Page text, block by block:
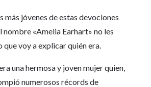
más jóvenes de estas devociones
nombre «Amelia Earhart» no les
que voy a explicar quién era.
una hermosa y joven mujer quien,
numerosos récords de